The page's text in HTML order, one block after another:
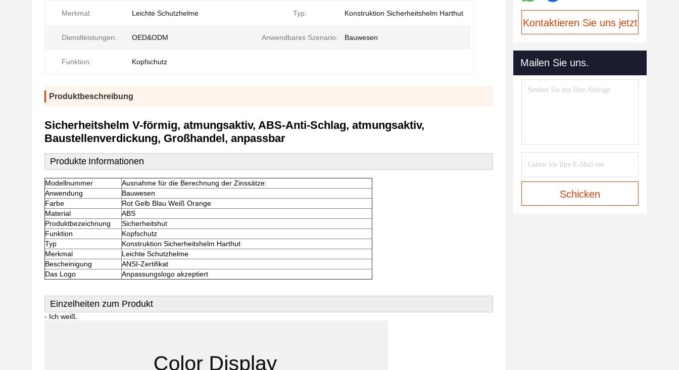
Merkmal: Leichte Schutzhelme Typ: Konstruktion Sicherheitshelm Harthut
Dienstleistungen: OED&ODM Anwendbares Szenario: Bauwesen
Funktion: Kopfschutz
Produktbeschreibung
Sicherheitshelm V-förmig, atmungsaktiv, ABS-Anti-Schlag, atmungsaktiv,
Baustellenverdickung, Großhandel, anpassbar
Produkte Informationen
Modellnummer
Ausnahme für die Berechnung der Zinssätze:
Anwendung
Bauwesen
Farbe
Rot Gelb Blau Weiß Orange
Material
ABS
Produktbezeichnung
Sicherheitshut
Funktion
Kopfschutz
Typ
Konstruktion Sicherheitshelm Harthut
Merkmal
Leichte Schutzhelme
Bescheinigung
ANSI-Zertifikat
Das Logo
Anpassungslogo akzeptiert
Einzelheiten zum Produkt
- Ich weiß.
Kontaktieren Sie uns jetzt
Mailen Sie uns.
Schicken